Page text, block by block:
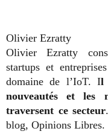
Olivier Ezratty
Olivier Ezratty
startups et
domaine de l’IoT. Il
nouveautés et les
traversent ce secteur
blog, Opinions Libres.